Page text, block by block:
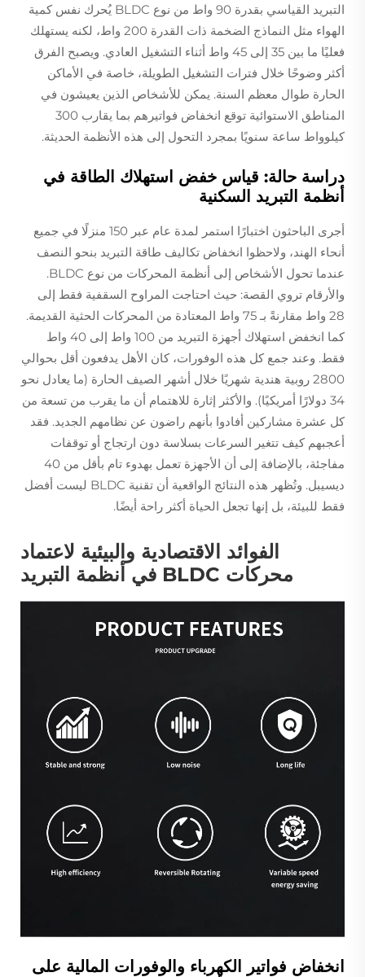
التبريد القياسي بقدرة 90 واط من نوع BLDC يُحرك نفس كمية
الهواء مثل النماذج الضخمة ذات القدرة 200 واط، لكنه يستهلك
فعليًا ما بين 35 إلى 45 واط أثناء التشغيل العادي. ويصبح الفرق
أكثر وضوحًا خلال فترات التشغيل الطويلة، خاصة في الأماكن
الحارة طوال معظم السنة. يمكن للأشخاص الذين يعيشون في
المناطق الاستوائية توقع انخفاض فواتيرهم بما يقارب 300
كيلوواط ساعة سنويًا بمجرد التحول إلى هذه الأنظمة الحديثة.
دراسة حالة: قياس خفض استهلاك الطاقة في
أنظمة التبريد السكنية
أجرى الباحثون اختبارًا استمر لمدة عام عبر 150 منزلًا في جميع
أنحاء الهند، ولاحظوا انخفاض تكاليف طاقة التبريد بنحو النصف
عندما تحول الأشخاص إلى أنظمة المحركات من نوع BLDC.
والأرقام تروي القصة: حيث احتاجت المراوح السقفية فقط إلى
28 واط مقارنةً بـ 75 واط المعتادة من المحركات الحثية القديمة.
كما انخفض استهلاك أجهزة التبريد من 100 واط إلى 40 واط
فقط. وعند جمع كل هذه الوفورات، كان الأهل يدفعون أقل بحوالي
2800 روبية هندية شهريًا خلال أشهر الصيف الحارة (ما يعادل نحو
34 دولارًا أمريكيًا). والأكثر إثارة للاهتمام أن ما يقرب من تسعة من
كل عشرة مشاركين أفادوا بأنهم راضون عن نظامهم الجديد. فقد
أعجبهم كيف تتغير السرعات بسلاسة دون ارتجاج أو توقفات
مفاجئة، بالإضافة إلى أن الأجهزة تعمل بهدوء تام بأقل من 40
ديسيبل. وتُظهر هذه النتائج الواقعية أن تقنية BLDC ليست أفضل
فقط للبيئة، بل إنها تجعل الحياة أكثر راحة أيضًا.
الفوائد الاقتصادية والبيئية لاعتماد
محركات BLDC في أنظمة التبريد
انخفاض فواتير الكهرباء والوفورات المالية على